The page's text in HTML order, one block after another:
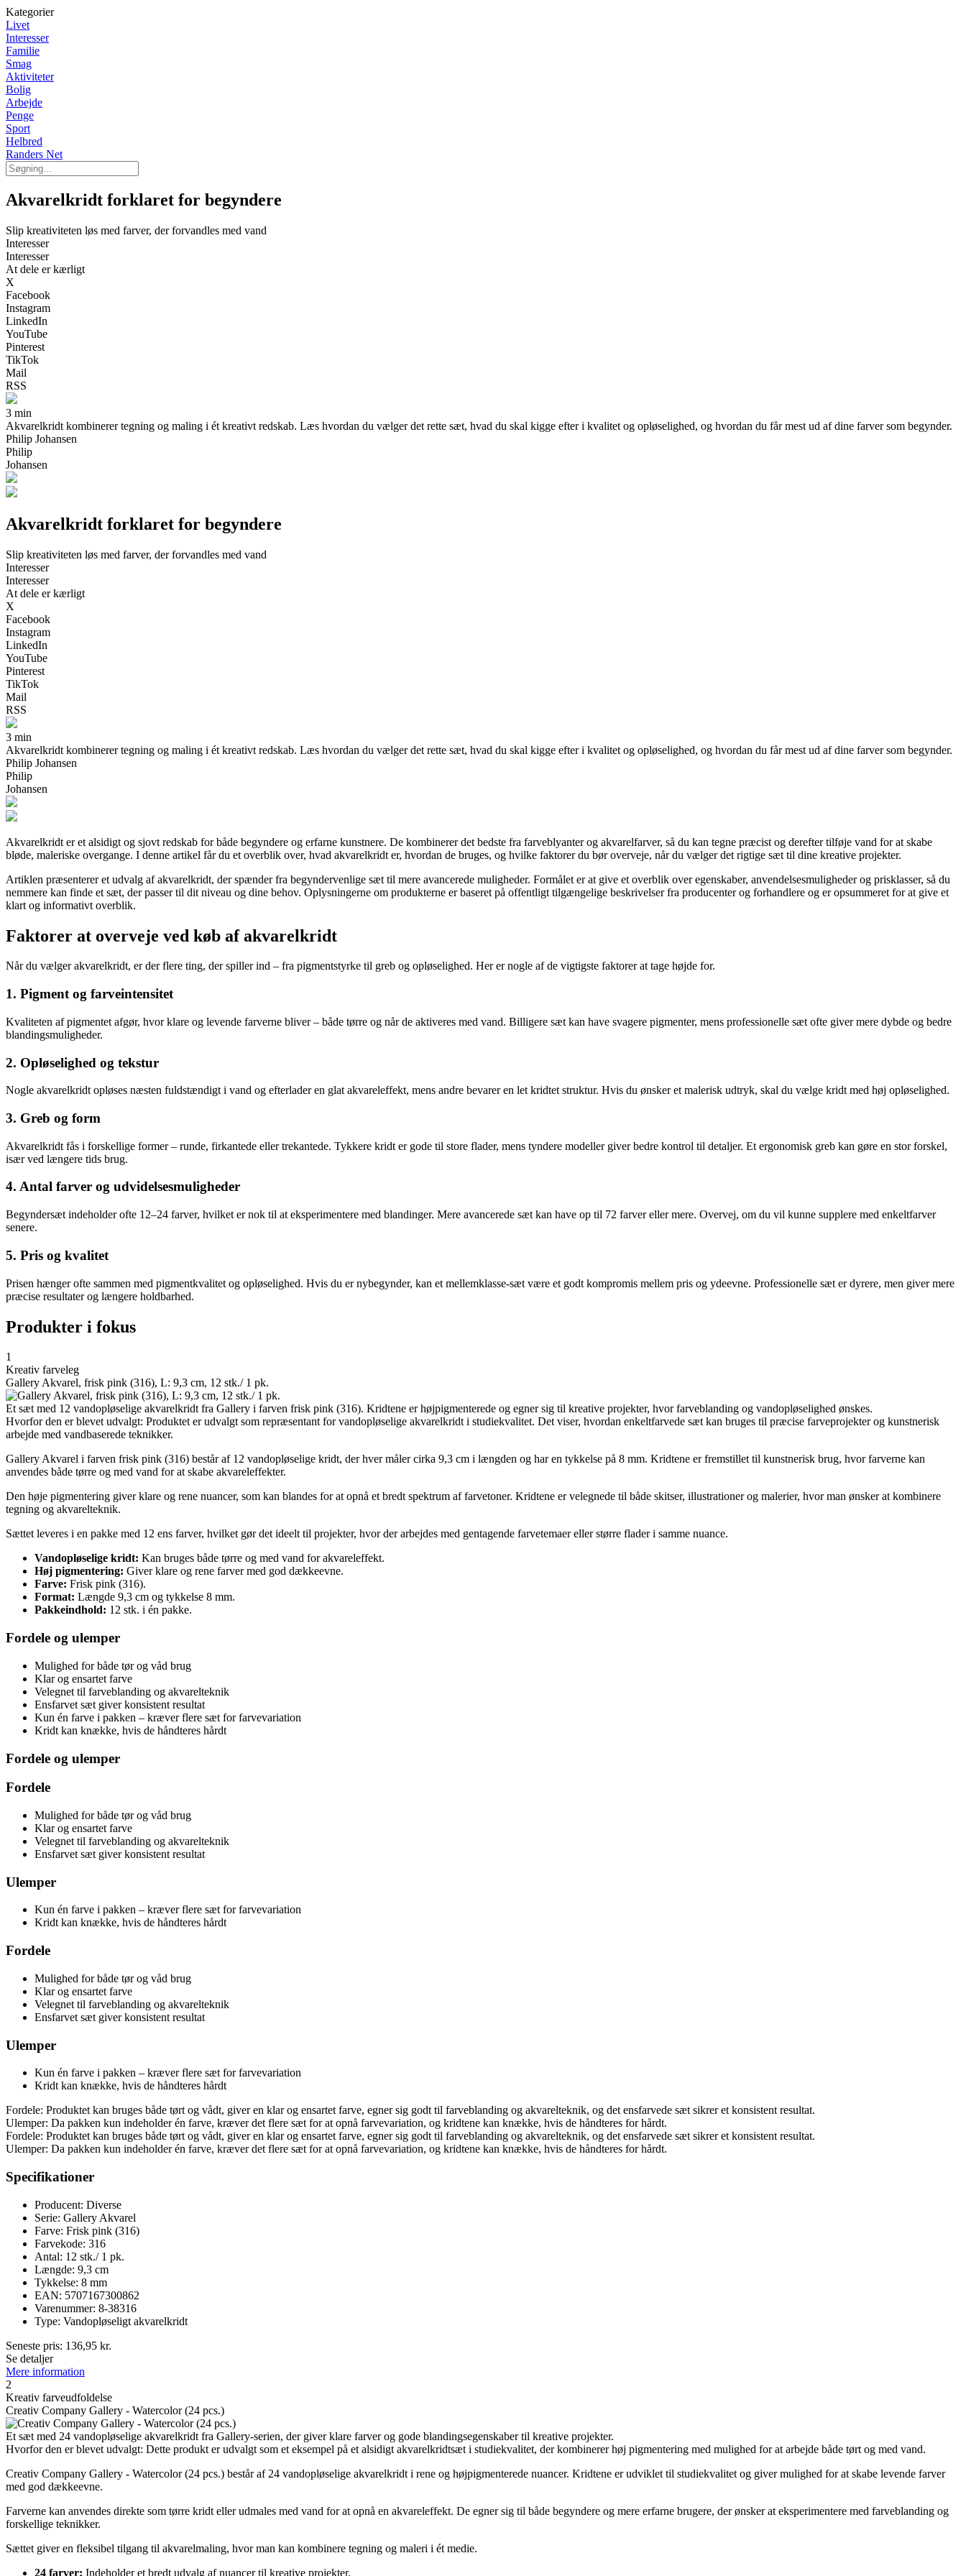
Kategorier
Livet
Interesser
Familie
Smag
Aktiviteter
Bolig
Arbejde
Penge
Sport
Helbred
Randers Net
Akvarelkridt forklaret for begyndere
Slip kreativiteten løs med farver, der forvandles med vand
Interesser
Interesser
At dele er kærligt
X
Facebook
Instagram
LinkedIn
YouTube
Pinterest
TikTok
Mail
RSS
3 min
Akvarelkridt kombinerer tegning og maling i ét kreativt redskab. Læs hvordan du vælger det rette sæt, hvad du skal kigge efter i kvalitet og opløselighed, og hvordan du får mest ud af dine farver som begynder.
Philip Johansen
Philip
Johansen
Akvarelkridt forklaret for begyndere
Slip kreativiteten løs med farver, der forvandles med vand
Interesser
Interesser
At dele er kærligt
X
Facebook
Instagram
LinkedIn
YouTube
Pinterest
TikTok
Mail
RSS
3 min
Akvarelkridt kombinerer tegning og maling i ét kreativt redskab. Læs hvordan du vælger det rette sæt, hvad du skal kigge efter i kvalitet og opløselighed, og hvordan du får mest ud af dine farver som begynder.
Philip Johansen
Philip
Johansen
Akvarelkridt er et alsidigt og sjovt redskab for både begyndere og erfarne kunstnere. De kombinerer det bedste fra farveblyanter og akvarelfarver, så du kan tegne præcist og derefter tilføje vand for at skabe
bløde, maleriske overgange. I denne artikel får du et overblik over, hvad akvarelkridt er, hvordan de bruges, og hvilke faktorer du bør overveje, når du vælger det rigtige sæt til dine kreative projekter.
Artiklen præsenterer et udvalg af akvarelkridt, der spænder fra begyndervenlige sæt til mere avancerede muligheder. Formålet er at give et overblik over egenskaber, anvendelsesmuligheder og prisklasser, så du
nemmere kan finde et sæt, der passer til dit niveau og dine behov. Oplysningerne om produkterne er baseret på offentligt tilgængelige beskrivelser fra producenter og forhandlere og er opsummeret for at give et
klart og informativt overblik.
Faktorer at overveje ved køb af akvarelkridt
Når du vælger akvarelkridt, er der flere ting, der spiller ind – fra pigmentstyrke til greb og opløselighed. Her er nogle af de vigtigste faktorer at tage højde for.
1. Pigment og farveintensitet
Kvaliteten af pigmentet afgør, hvor klare og levende farverne bliver – både tørre og når de aktiveres med vand. Billigere sæt kan have svagere pigmenter, mens professionelle sæt ofte giver mere dybde og bedre
blandingsmuligheder.
2. Opløselighed og tekstur
Nogle akvarelkridt opløses næsten fuldstændigt i vand og efterlader en glat akvareleffekt, mens andre bevarer en let kridtet struktur. Hvis du ønsker et malerisk udtryk, skal du vælge kridt med høj opløselighed.
3. Greb og form
Akvarelkridt fås i forskellige former – runde, firkantede eller trekantede. Tykkere kridt er gode til store flader, mens tyndere modeller giver bedre kontrol til detaljer. Et ergonomisk greb kan gøre en stor forskel,
især ved længere tids brug.
4. Antal farver og udvidelsesmuligheder
Begyndersæt indeholder ofte 12–24 farver, hvilket er nok til at eksperimentere med blandinger. Mere avancerede sæt kan have op til 72 farver eller mere. Overvej, om du vil kunne supplere med enkeltfarver
senere.
5. Pris og kvalitet
Prisen hænger ofte sammen med pigmentkvalitet og opløselighed. Hvis du er nybegynder, kan et mellemklasse-sæt være et godt kompromis mellem pris og ydeevne. Professionelle sæt er dyrere, men giver mere
præcise resultater og længere holdbarhed.
Produkter i fokus
1
Kreativ farveleg
Gallery Akvarel, frisk pink (316), L: 9,3 cm, 12 stk./ 1 pk.
Et sæt med 12 vandopløselige akvarelkridt fra Gallery i farven frisk pink (316). Kridtene er højpigmenterede og egner sig til kreative projekter, hvor farveblanding og vandopløselighed ønskes.
Hvorfor den er blevet udvalgt: Produktet er udvalgt som repræsentant for vandopløselige akvarelkridt i studiekvalitet. Det viser, hvordan enkeltfarvede sæt kan bruges til præcise farveprojekter og kunstnerisk
arbejde med vandbaserede teknikker.
Gallery Akvarel i farven frisk pink (316) består af 12 vandopløselige kridt, der hver måler cirka 9,3 cm i længden og har en tykkelse på 8 mm. Kridtene er fremstillet til kunstnerisk brug, hvor farverne kan
anvendes både tørre og med vand for at skabe akvareleffekter.
Den høje pigmentering giver klare og rene nuancer, som kan blandes for at opnå et bredt spektrum af farvetoner. Kridtene er velegnede til både skitser, illustrationer og malerier, hvor man ønsker at kombinere
tegning og akvarelteknik.
Sættet leveres i en pakke med 12 ens farver, hvilket gør det ideelt til projekter, hvor der arbejdes med gentagende farvetemaer eller større flader i samme nuance.
Vandopløselige kridt: Kan bruges både tørre og med vand for akvareleffekt.
Høj pigmentering: Giver klare og rene farver med god dækkeevne.
Farve: Frisk pink (316).
Format: Længde 9,3 cm og tykkelse 8 mm.
Pakkeindhold: 12 stk. i én pakke.
Fordele og ulemper
Mulighed for både tør og våd brug
Klar og ensartet farve
Velegnet til farveblanding og akvarelteknik
Ensfarvet sæt giver konsistent resultat
Kun én farve i pakken – kræver flere sæt for farvevariation
Kridt kan knække, hvis de håndteres hårdt
Fordele og ulemper
Fordele
Mulighed for både tør og våd brug
Klar og ensartet farve
Velegnet til farveblanding og akvarelteknik
Ensfarvet sæt giver konsistent resultat
Ulemper
Kun én farve i pakken – kræver flere sæt for farvevariation
Kridt kan knække, hvis de håndteres hårdt
Fordele
Mulighed for både tør og våd brug
Klar og ensartet farve
Velegnet til farveblanding og akvarelteknik
Ensfarvet sæt giver konsistent resultat
Ulemper
Kun én farve i pakken – kræver flere sæt for farvevariation
Kridt kan knække, hvis de håndteres hårdt
Fordele: Produktet kan bruges både tørt og vådt, giver en klar og ensartet farve, egner sig godt til farveblanding og akvarelteknik, og det ensfarvede sæt sikrer et konsistent resultat.
Ulemper: Da pakken kun indeholder én farve, kræver det flere sæt for at opnå farvevariation, og kridtene kan knække, hvis de håndteres for hårdt.
Fordele: Produktet kan bruges både tørt og vådt, giver en klar og ensartet farve, egner sig godt til farveblanding og akvarelteknik, og det ensfarvede sæt sikrer et konsistent resultat.
Ulemper: Da pakken kun indeholder én farve, kræver det flere sæt for at opnå farvevariation, og kridtene kan knække, hvis de håndteres for hårdt.
Specifikationer
Producent: Diverse
Serie: Gallery Akvarel
Farve: Frisk pink (316)
Farvekode: 316
Antal: 12 stk./ 1 pk.
Længde: 9,3 cm
Tykkelse: 8 mm
EAN: 5707167300862
Varenummer: 8-38316
Type: Vandopløseligt akvarelkridt
Seneste pris: 136,95 kr.
Se detaljer
Mere information
2
Kreativ farveudfoldelse
Creativ Company Gallery - Watercolor (24 pcs.)
Et sæt med 24 vandopløselige akvarelkridt fra Gallery-serien, der giver klare farver og gode blandingsegenskaber til kreative projekter.
Hvorfor den er blevet udvalgt: Dette produkt er udvalgt som et eksempel på et alsidigt akvarelkridtsæt i studiekvalitet, der kombinerer høj pigmentering med mulighed for at arbejde både tørt og med vand.
Creativ Company Gallery - Watercolor (24 pcs.) består af 24 vandopløselige akvarelkridt i rene og højpigmenterede nuancer. Kridtene er udviklet til studiekvalitet og giver mulighed for at skabe levende farver
med god dækkeevne.
Farverne kan anvendes direkte som tørre kridt eller udmales med vand for at opnå en akvareleffekt. De egner sig til både begyndere og mere erfarne brugere, der ønsker at eksperimentere med farveblanding og
forskellige teknikker.
Sættet giver en fleksibel tilgang til akvarelmaling, hvor man kan kombinere tegning og maleri i ét medie.
24 farver: Indeholder et bredt udvalg af nuancer til kreative projekter.